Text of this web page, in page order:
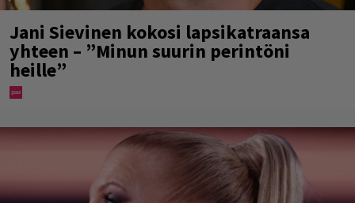
Jani Sievinen kokosi lapsikatraansa
yhteen – ”Minun suurin perintöni
heille”